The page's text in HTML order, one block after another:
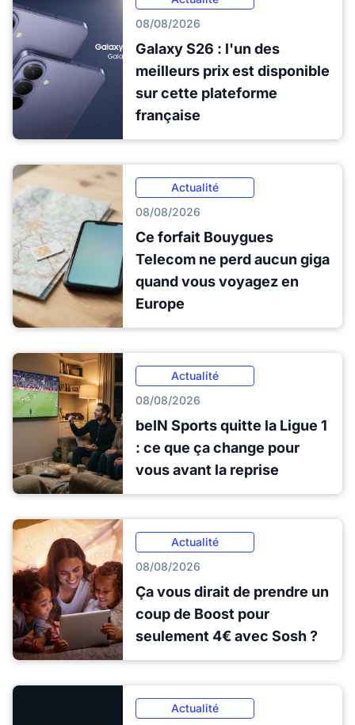
08/08/2026
Galaxy S26 : l'un des
meilleurs prix est disponible
sur cette plateforme
française
Actualité
08/08/2026
Ce forfait Bouygues
Telecom ne perd aucun giga
quand vous voyagez en
Europe
Actualité
08/08/2026
beIN Sports quitte la Ligue 1
: ce que ça change pour
vous avant la reprise
Actualité
08/08/2026
Ça vous dirait de prendre un
coup de Boost pour
seulement 4€ avec Sosh ?
Actualité